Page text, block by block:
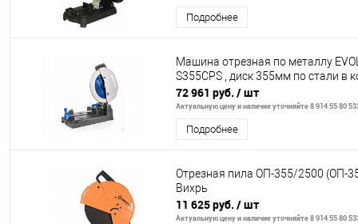
Подробнее
Машина отрезная по металлу
S355CPS , диск 355мм по стали в
72 961 руб. / шт
Актуальную цену и наличие уточняйте 8 914 55 80
Подробнее
Отрезная пила ОП-355/2500 (ОП-
Вихрь
11 625 руб. / шт
Актуальную цену и наличие уточняйте 8 914 55 80